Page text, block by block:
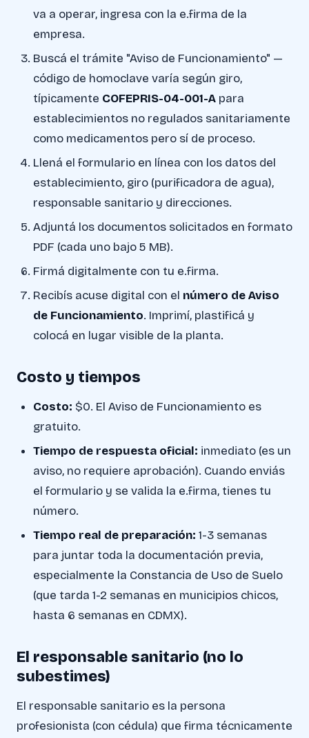
va a operar, ingresa con la e.firma de la
empresa.
Buscá el trámite "Aviso de Funcionamiento" —
código de homoclave varía según giro,
típicamente COFEPRIS-04-001-A para
establecimientos no regulados sanitariamente
como medicamentos pero sí de proceso.
Llená el formulario en línea con los datos del
establecimiento, giro (purificadora de agua),
responsable sanitario y direcciones.
Adjuntá los documentos solicitados en formato
PDF (cada uno bajo 5 MB).
Firmá digitalmente con tu e.firma.
Recibís acuse digital con el número de Aviso
de Funcionamiento. Imprimí, plastificá y
colocá en lugar visible de la planta.
Costo y tiempos
Costo: $0. El Aviso de Funcionamiento es
gratuito.
Tiempo de respuesta oficial: inmediato (es un
aviso, no requiere aprobación). Cuando enviás
el formulario y se valida la e.firma, tienes tu
número.
Tiempo real de preparación: 1-3 semanas
para juntar toda la documentación previa,
especialmente la Constancia de Uso de Suelo
(que tarda 1-2 semanas en municipios chicos,
hasta 6 semanas en CDMX).
El responsable sanitario (no lo
subestimes)
El responsable sanitario es la persona
profesionista (con cédula) que firma técnicamente